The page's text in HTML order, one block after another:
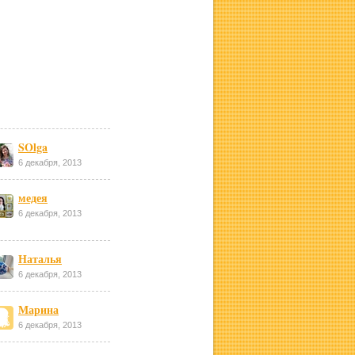
SOlga
6 декабря, 2013
медея
6 декабря, 2013
Наталья
6 декабря, 2013
Марина
6 декабря, 2013